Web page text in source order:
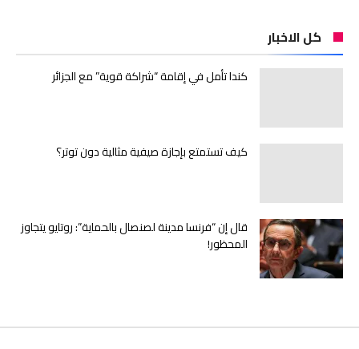
كل الاخبار
كندا تأمل في إقامة “شراكة قوية” مع الجزائر
كيف تستمتع بإجازة صيفية مثالية دون توتر؟
قال إن “فرنسا مدينة لصنصال بالحماية”: روتايو يتجاوز
المحظور!